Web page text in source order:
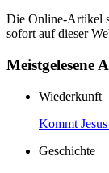
Die Online-Artikel
sofort auf dieser
Meistgelesene
Wiederkunft
Kommt
Geschichte